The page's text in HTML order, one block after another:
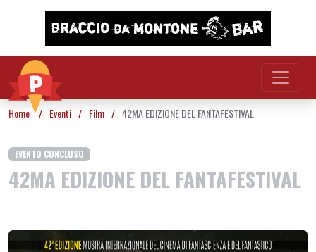
Vai al contenuto
Home / Eventi / Film / 42MA EDIZIONE DEL FANTAFESTIVAL
EVENTO CONCLUSO
42MA EDIZIONE DEL FANTAFESTIVAL